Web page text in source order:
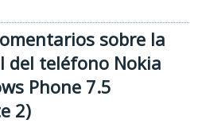
sobre la
del teléfono Nokia
Phone 7.5
2)